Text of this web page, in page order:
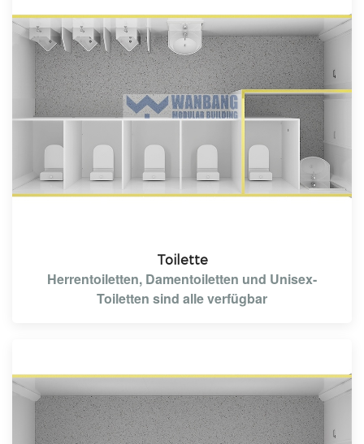
Toilette
Herrentoiletten, Damentoiletten und Unisex-
Toiletten sind alle verfügbar